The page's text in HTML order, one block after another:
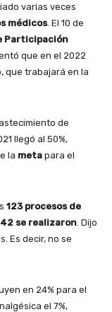
varias veces
médicos. El 10 de
Participación
que en el 2022
que trabajará en la
de
llegó al 50%,
la meta para el
123 procesos de
42 se realizaron . Dijo
Es decir, no se
en 24% para el
el 7%,